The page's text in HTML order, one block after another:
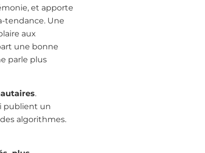
et apporte
tendance. Une
aux
une bonne
parle plus
.
publient un
algorithmes.